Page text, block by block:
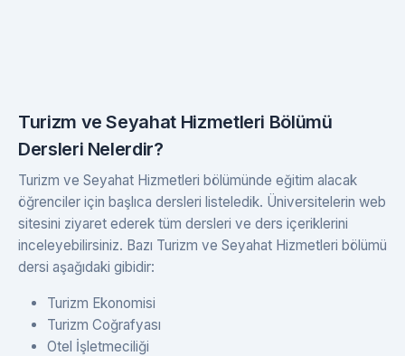
Turizm ve Seyahat Hizmetleri Bölümü
Dersleri Nelerdir?
Turizm ve Seyahat Hizmetleri bölümünde eğitim alacak
öğrenciler için başlıca dersleri listeledik. Üniversitelerin web
sitesini ziyaret ederek tüm dersleri ve ders içeriklerini
inceleyebilirsiniz. Bazı Turizm ve Seyahat Hizmetleri bölümü
dersi aşağıdaki gibidir:
Turizm Ekonomisi
Turizm Coğrafyası
Otel İşletmeciliği